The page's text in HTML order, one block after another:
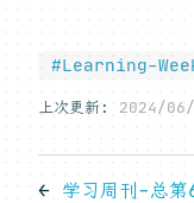
#Learning-
上次更新: 2024/
← 学习周刊-总